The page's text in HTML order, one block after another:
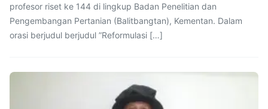
profesor riset ke 144 di lingkup Badan Penelitian dan
Pengembangan Pertanian (Balitbangtan), Kementan. Dalam
orasi berjudul berjudul ”Reformulasi […]